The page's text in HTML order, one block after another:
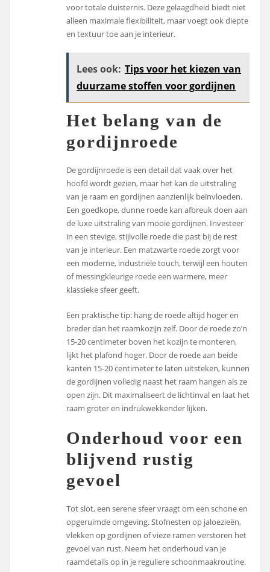
voor totale duisternis. Deze gelaagdheid biedt niet
alleen maximale flexibiliteit, maar voegt ook diepte
en textuur toe aan je interieur.
Lees ook: Tips voor het kiezen van
duurzame stoffen voor gordijnen
Het belang van de
gordijnroede
De gordijnroede is een detail dat vaak over het
hoofd wordt gezien, maar het kan de uitstraling
van je raam en gordijnen aanzienlijk beïnvloeden.
Een goedkope, dunne roede kan afbreuk doen aan
de luxe uitstraling van mooie gordijnen. Investeer
in een stevige, stijlvolle roede die past bij de rest
van je interieur. Een matzwarte roede zorgt voor
een moderne, industriële touch, terwijl een houten
of messingkleurige roede een warmere, meer
klassieke sfeer geeft.
Een praktische tip: hang de roede altijd hoger en
breder dan het raamkozijn zelf. Door de roede zo’n
15-20 centimeter boven het kozijn te monteren,
lijkt het plafond hoger. Door de roede aan beide
kanten 15-20 centimeter te laten uitsteken, kunnen
de gordijnen volledig naast het raam hangen als ze
open zijn. Dit maximaliseert de lichtinval en laat het
raam groter en indrukwekkender lijken.
Onderhoud voor een
blijvend rustig
gevoel
Tot slot, een serene sfeer vraagt om een schone en
opgeruimde omgeving. Stofnesten op jaloezieën,
vlekken op gordijnen of vieze ramen verstoren het
gevoel van rust. Neem het onderhoud van je
raamdetails op in je reguliere schoonmaakroutine.